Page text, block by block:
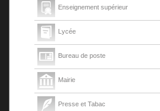
Enseignement supérieur
Lycée
Bureau de poste
Mairie
Presse et Tabac